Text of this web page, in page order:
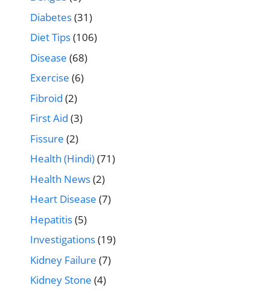
Diabetes(31)
Diet Tips(106)
Disease (68)
Exercise (6)
Fibroid (2)
First Aid (3)
Fissure (2)
Health (Hindi)(71)
Health News(2)
Heart Disease (7)
Hepatitis(5)
Investigations(19)
Kidney Failure (7)
Kidney Stone (4)